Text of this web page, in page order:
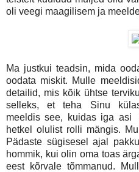
oli veegi maagilisem ja
Ma justkui teadsin, mida
oodata miskit. Mulle
detailid, mis kõik ühtse
selleks, et teha Sinu
meeldis see, kuidas iga asi
hetkel olulist rolli mängis.
Pädaste sügisesel ajal
hommik, kui olin oma toas
eest kõrvale tõmmanud.